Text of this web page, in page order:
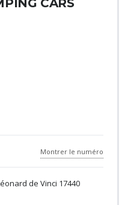
CARS
Montrer le numéro
de Vinci 17440